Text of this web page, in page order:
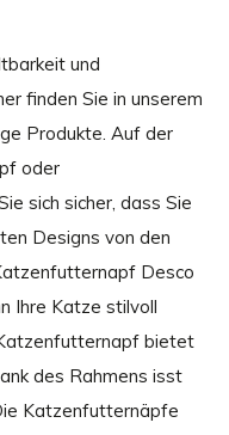
und
finden Sie in unserem
Produkte. Auf der
oder
sich sicher, dass Sie
Designs von den
Desco
Ihre Katze stilvoll
bietet
des Rahmens isst
Katzenfutternäpfe